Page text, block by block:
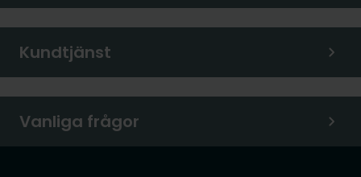
Kundtjänst
Vanliga frågor